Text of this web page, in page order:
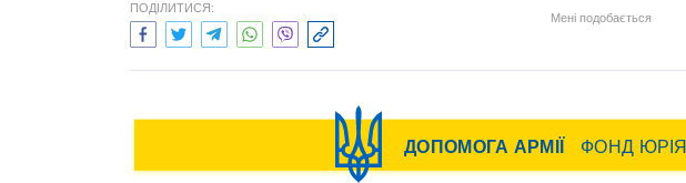
ПОДІЛИТИСЯ:
Мені подобається